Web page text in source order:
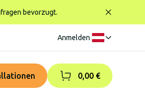
bevorzugt.
Anmelden
0,00 €